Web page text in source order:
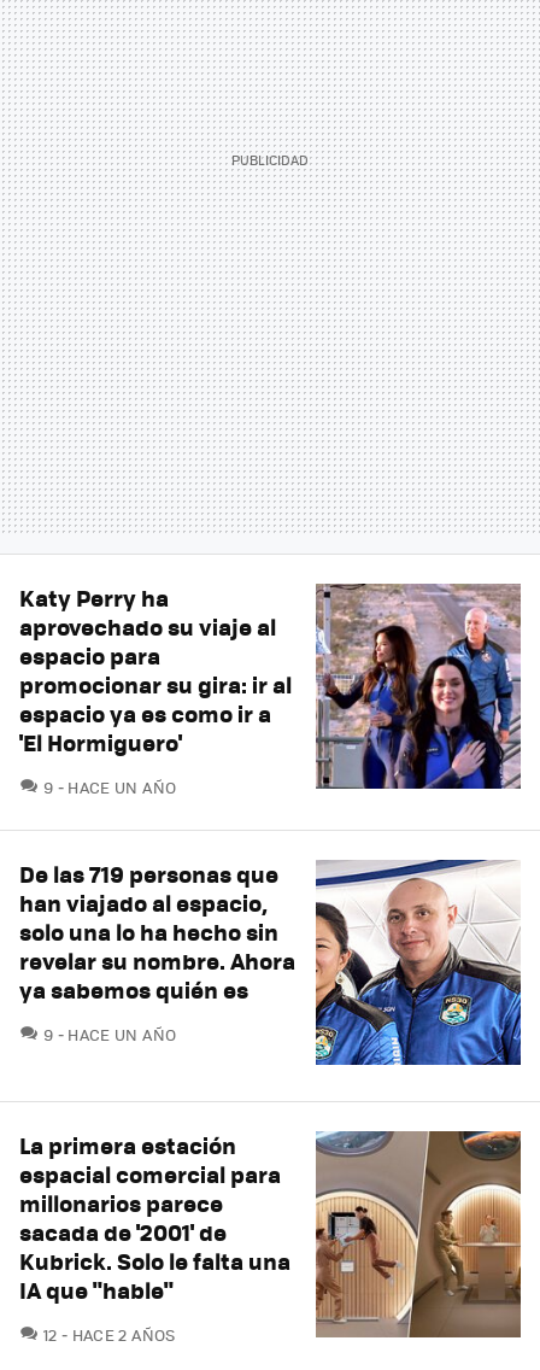
Katy Perry ha
aprovechado su viaje al
espacio para
promocionar su gira: ir al
espacio ya es como ir a
'El Hormiguero'
9 COMENTARIOS
HACE UN AÑO
De las 719 personas que
han viajado al espacio,
solo una lo ha hecho sin
revelar su nombre. Ahora
ya sabemos quién es
9 COMENTARIOS
HACE UN AÑO
La primera estación
espacial comercial para
millonarios parece
sacada de '2001' de
Kubrick. Solo le falta una
IA que "hable"
12 COMENTARIOS
HACE 2 AÑOS